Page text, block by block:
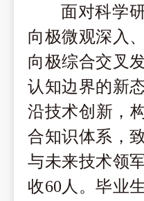
面对科学
向极微观深入
向极综合交叉
认知边界的新
沿技术创新，
合知识体系，
与未来技术领
收60人。毕业